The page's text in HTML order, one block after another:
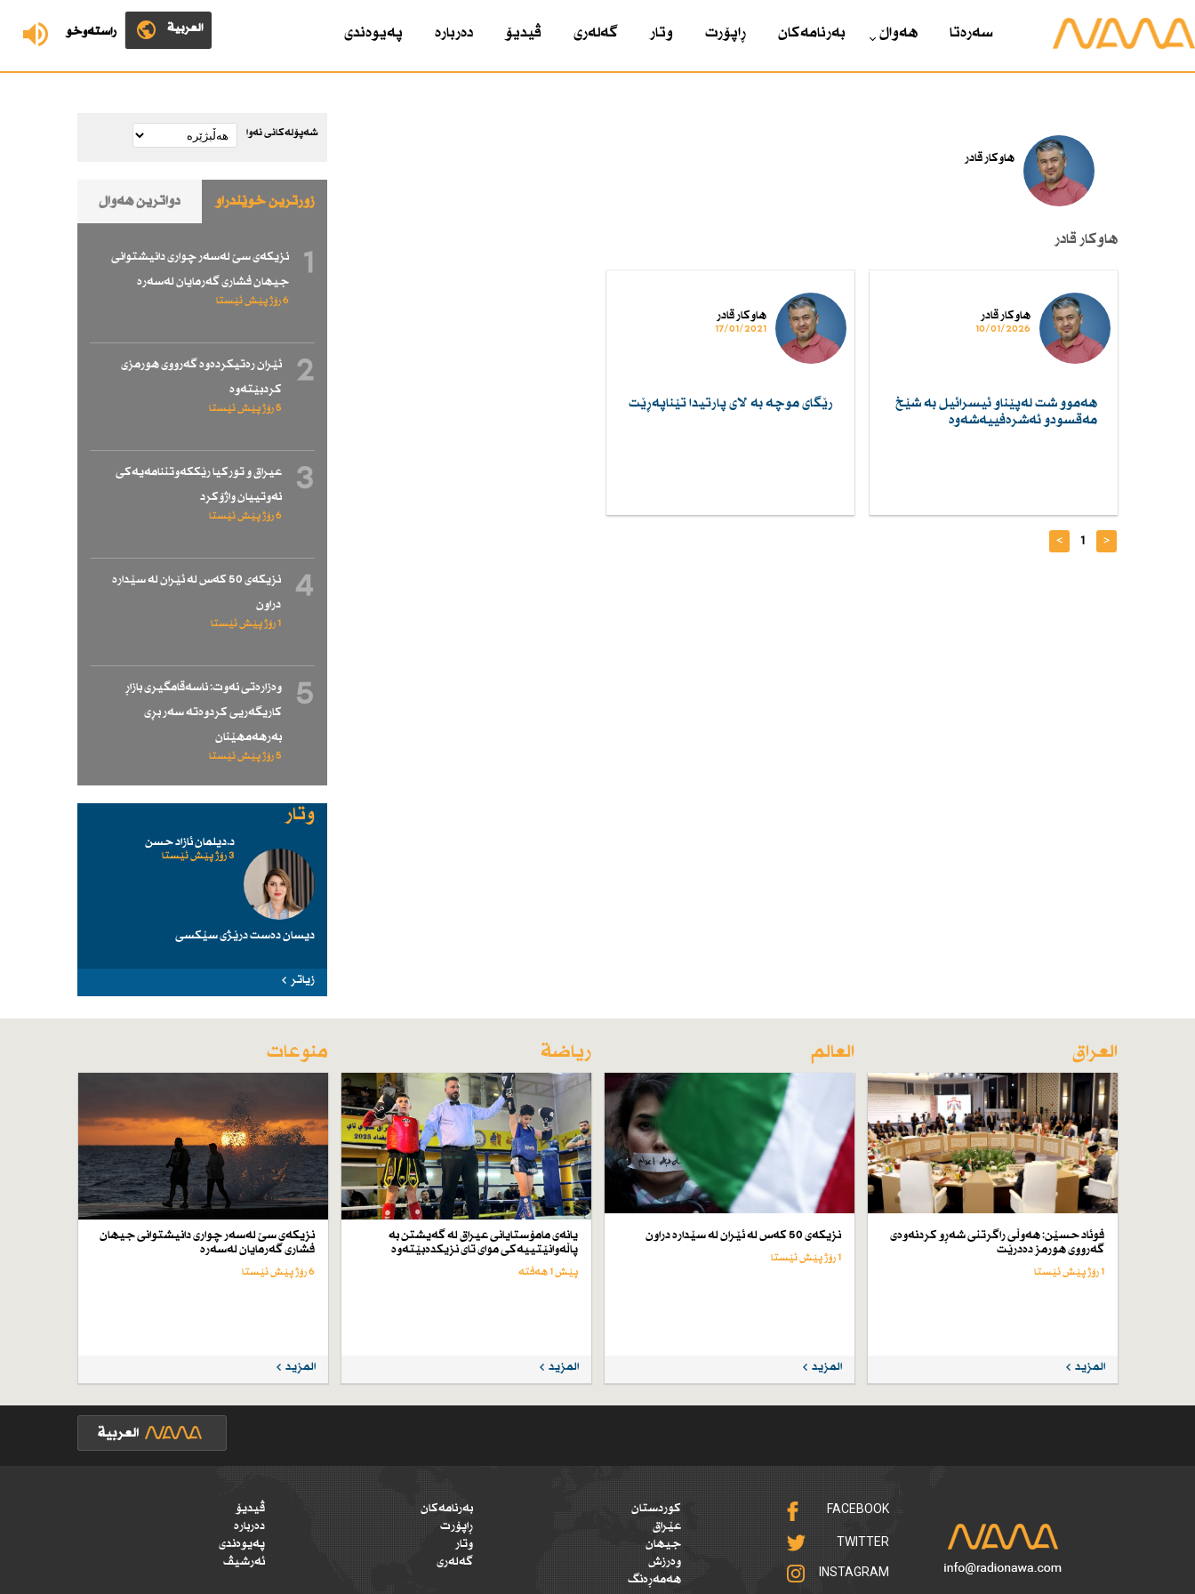
ڕاستەوخۆ العربية سەرەتا هەواڵ بەرنامەکان ڕاپۆرت وتار گەلەری ڤیدیۆ دەربارە پەیوەندی
هاوكار قادر
هاوكار قادر
هاوكار قادر
10/01/2026
هەموو شت لەپێناو ئیسرائیل بە شێخ
مەقسودو ئەشرەفییەشەوە
هاوكار قادر
17/01/2021
رێگای موچه‌ به‌ لای پارتیدا تێناپه‌ڕێت
<
1
>
شەپۆلەکانی نەوا
زۆرترین خوێندراو دواترین هەواڵ
1
نزیكەی سێ لەسەر چواری دانیشتوانی
جیهان فشاری گەرمایان لەسەرە
6 رۆژ پێش ئێستا
2
ئێران رەتیكردەوە گەرووی هورمزی
كردبێتەوە
5 رۆژ پێش ئێستا
3
عیراق و توركیا رێككەوتننامەیەكی
نەوتییان واژۆكرد
6 رۆژ پێش ئێستا
4
نزیكەی 50 كەس لە ئێران لە سێدارە
دراون
1 رۆژ پێش ئێستا
5
وەزارەتی نەوت: ناسەقامگیری بازاڕ
كاریگەریی كردوەتە سەر بڕی
بەرهەمهێنان
5 رۆژ پێش ئێستا
وتار
د.دیلمان ئازاد حسن
3 رۆژ پێش ئێستا
دیسان دەست درێژی سێكسی
زیاتر
العراق
فوئاد حسێن: هەوڵی راگرتنی شەڕو كردنەوەی
گەرووی هورمز دەدرێت
1 رۆژ پێش ئێستا
المزيد
العالم
نزیكەی 50 كەس لە ئێران لە سێدارە دراون
1 رۆژ پێش ئێستا
المزيد
رياضة
یانەی مامۆستایانی عیراق لە گەیشتن بە
پاڵەوانێتییەكی موای تای نزیكدەبێتەوە
پێش 1 هەفتە
المزيد
منوعات
نزیكەی سێ لەسەر چواری دانیشتوانی جیهان
فشاری گەرمایان لەسەرە
6 رۆژ پێش ئێستا
المزيد
FACEBOOK
TWITTER
INSTAGRAM
کوردستان
عێراق
جیهان
وەرزش
هەمەڕەنگ
بەرنامەکان
ڕاپۆرت
وتار
گەلەری
ڤیدیۆ
دەربارە
پەیوەندی
ئەرشیڤ